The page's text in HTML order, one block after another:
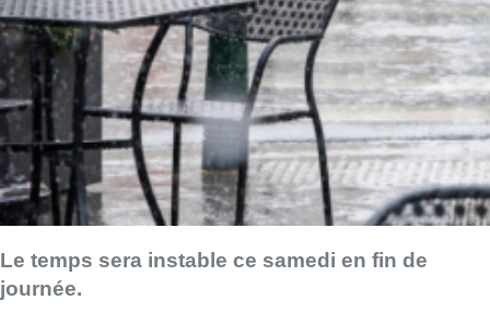
Le temps sera instable ce samedi en fin de
journée.